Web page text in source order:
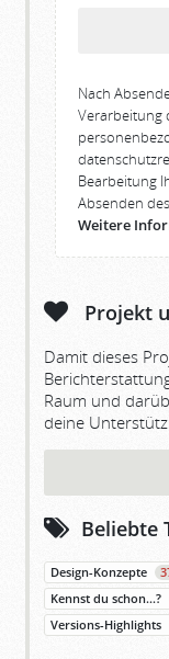
Nach
Verarbeitung
Bearbeitung
Absenden
Weitere
Projekt
Damit dieses
Raum und
deine
Beliebte
Design-Konzepte
Kennst du schon…?
Versions-Highlights